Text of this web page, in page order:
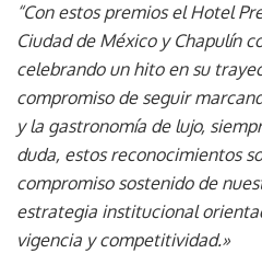
“Con estos premios el Hotel
Ciudad de México y Chapulín
celebrando un hito en su
compromiso de seguir
y la gastronomía de lujo,
duda, estos reconocimientos
compromiso sostenido de
estrategia institucional
vigencia y competitividad.»